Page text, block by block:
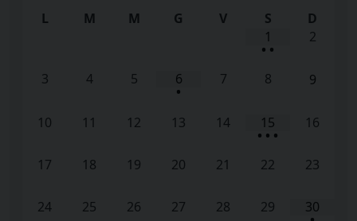
L M M G V S
D
1
• •
2
3 4 5 6
•
7 8 9
10 11 12 13 14 15
• • •
16
17 18 19 20 21 22 23
24 25 26 27 28 29 30